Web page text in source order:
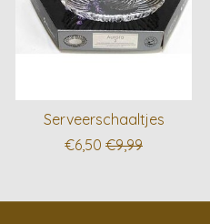
Serveerschaaltjes
€6,50 €9,99